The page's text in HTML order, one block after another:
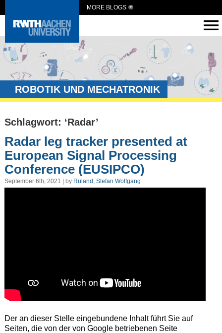
MORE BLOGS
ROBOTIK UND MECHATRONIK
Schlagwort: ‘Radar’
Radar leg tracker presented at
European Signal Processing
Conference (EUSIPCO)
September 6th, 2021 | by Ruland, Stefan Wolfgang
Der an dieser Stelle eingebundene Inhalt führt Sie auf
Seiten, die von der von Google betriebenen Seite